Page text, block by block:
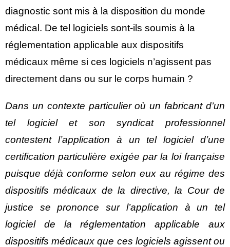
diagnostic sont mis à la disposition du monde
médical. De tel logiciels sont-ils soumis à la
réglementation applicable aux dispositifs
médicaux même si ces logiciels n’agissent pas
directement dans ou sur le corps humain ?
Dans un contexte particulier où un fabricant d’un
tel logiciel et son syndicat professionnel
contestent l’application à un tel logiciel d’une
certification particulière exigée par la loi française
puisque déjà conforme selon eux au régime des
dispositifs médicaux de la directive, la Cour de
justice se prononce sur l’application à un tel
logiciel de la réglementation applicable aux
dispositifs médicaux que ces logiciels agissent ou